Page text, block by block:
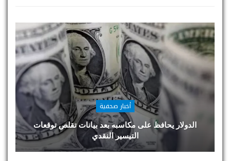
أخبار صحفية
الدولار يحافظ على مكاسبه بعد بيانات تقلص توقعات
التيسير النقدي